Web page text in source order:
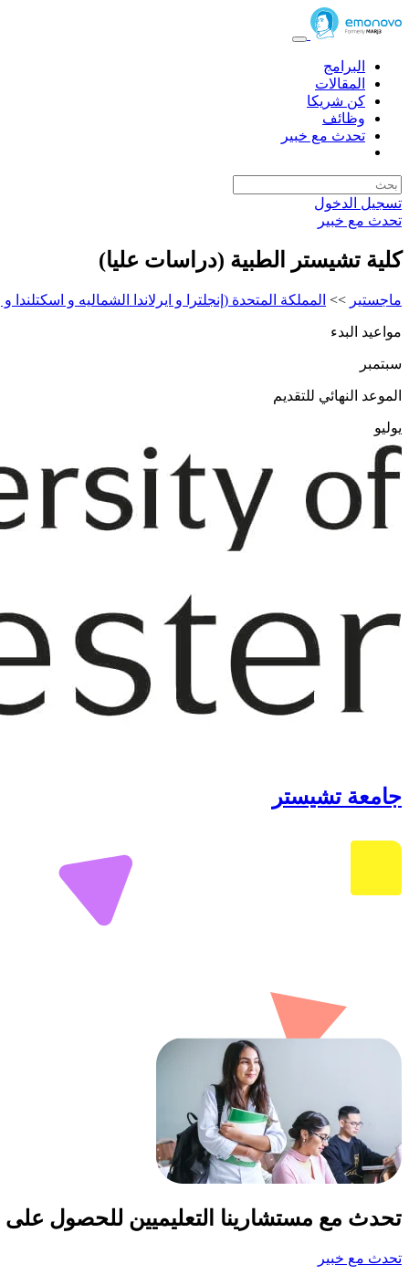
البرامج
المقالات
كن شريكا
وظائف
تحدث مع خبير
تسجيل الدخول
تحدث مع خبير
كلية تشيستر الطبية (دراسات عليا)
ماجستير >> المملكة المتحدة (إنجلترا و ايرلاندا الشماليه و اسكتلندا و
مواعيد البدء
سبتمبر
الموعد النهائي للتقديم
يوليو
جامعة تشيستر
تحدث مع مستشارينا التعليميين للحصول على
تحدث مع خبير